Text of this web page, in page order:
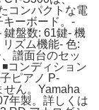
コンパクトな電
キーボード。-
鍵盤数: 61鍵- 機
ズム機能- 色:
譜面台のセッ
コンディション
ピアノ P-
ん。Yamaha
年製。詳しくは